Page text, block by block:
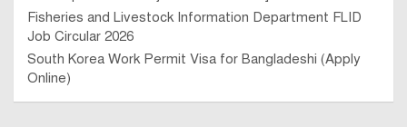
Fisheries and Livestock Information Department FLID
Job Circular 2026
South Korea Work Permit Visa for Bangladeshi (Apply
Online)